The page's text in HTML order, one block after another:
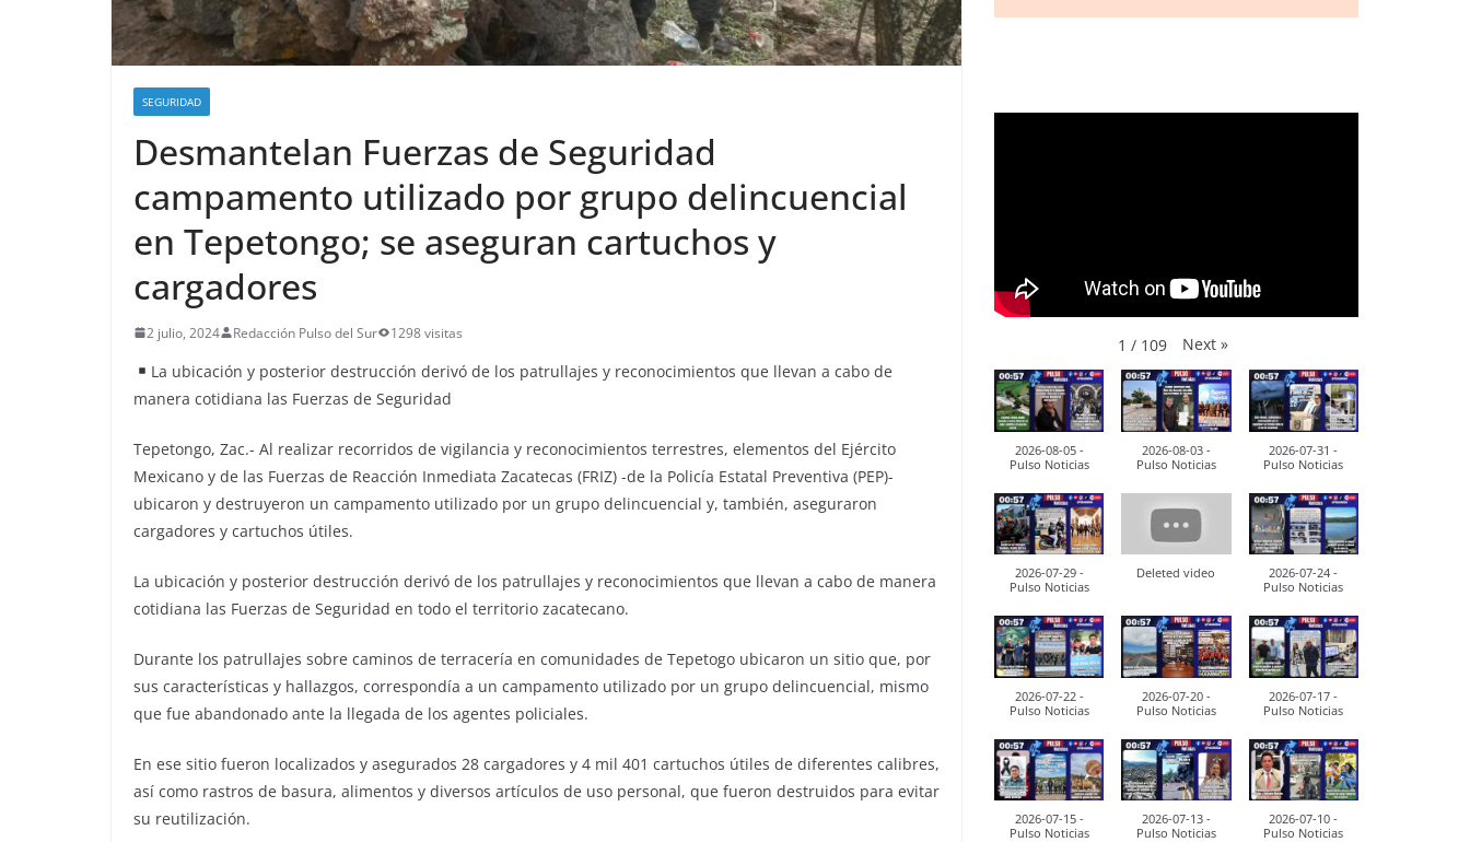
SEGURIDAD
Desmantelan Fuerzas de Seguridad
campamento utilizado por grupo delincuencial
en Tepetongo; se aseguran cartuchos y
cargadores
2 julio, 2024 Redacción Pulso del Sur 1298 visitas
La ubicación y posterior destrucción derivó de los patrullajes y reconocimientos que llevan a cabo de
manera cotidiana las Fuerzas de Seguridad
Tepetongo, Zac.- Al realizar recorridos de vigilancia y reconocimientos terrestres, elementos del Ejército
Mexicano y de las Fuerzas de Reacción Inmediata Zacatecas (FRIZ) -de la Policía Estatal Preventiva (PEP)-
ubicaron y destruyeron un campamento utilizado por un grupo delincuencial y, también, aseguraron
cargadores y cartuchos útiles.
La ubicación y posterior destrucción derivó de los patrullajes y reconocimientos que llevan a cabo de manera
cotidiana las Fuerzas de Seguridad en todo el territorio zacatecano.
Durante los patrullajes sobre caminos de terracería en comunidades de Tepetogo ubicaron un sitio que, por
sus características y hallazgos, correspondía a un campamento utilizado por un grupo delincuencial, mismo
que fue abandonado ante la llegada de los agentes policiales.
En ese sitio fueron localizados y asegurados 28 cargadores y 4 mil 401 cartuchos útiles de diferentes calibres,
así como rastros de basura, alimentos y diversos artículos de uso personal, que fueron destruidos para evitar
su reutilización.
1 / 109 Next »
2026-08-05 -
Pulso Noticias
2026-08-03 -
Pulso Noticias
2026-07-31 -
Pulso Noticias
2026-07-29 -
Pulso Noticias
Deleted video
2026-07-24 -
Pulso Noticias
2026-07-22 -
Pulso Noticias
2026-07-20 -
Pulso Noticias
2026-07-17 -
Pulso Noticias
2026-07-15 -
Pulso Noticias
2026-07-13 -
Pulso Noticias
2026-07-10 -
Pulso Noticias